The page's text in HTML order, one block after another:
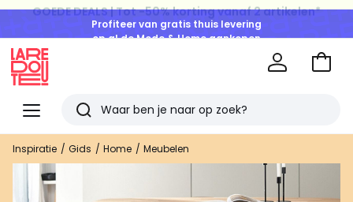
Profiteer van gratis thuis levering
op al de Mode & Home aankopen
Menu
Redoute
Zoeken
Laatst
bekeken
artikelen
Naar
Inspiratie Gids Home Meubelen